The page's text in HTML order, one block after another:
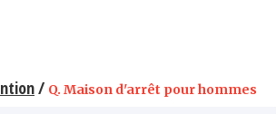
/ Q. Maison d'arrêt pour hommes